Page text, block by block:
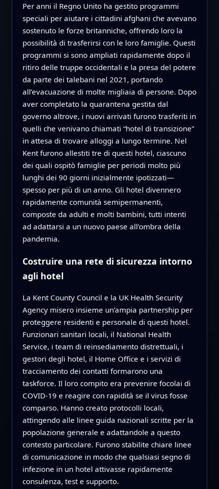
Per anni il Regno Unito ha gestito programmi
speciali per aiutare i cittadini afghani che avevano
sostenuto le forze britanniche, offrendo loro la
possibilità di trasferirsi con le loro famiglie. Questi
programmi si sono ampliati rapidamente dopo il
ritiro delle truppe occidentali e la presa del potere
da parte dei talebani nel 2021, portando
all’evacuazione di molte migliaia di persone. Dopo
aver completato la quarantena gestita dal
governo altrove, i nuovi arrivati furono trasferiti in
quelli che venivano chiamati “hotel di transizione”
in attesa di trovare alloggi a lungo termine. Nel
Kent furono allestiti tre di questi hotel, ciascuno
dei quali ospitò famiglie per periodi molto più
lunghi dei 90 giorni inizialmente ipotizzati—
spesso per più di un anno. Gli hotel divennero
rapidamente comunità semipermanenti,
composte da adulti e molti bambini, tutti intenti
ad adattarsi a un nuovo paese all’ombra della
pandemia.
Costruire una rete di sicurezza intorno
agli hotel
La Kent County Council e la UK Health Security
Agency misero insieme un’ampia partnership per
proteggere residenti e personale di questi hotel.
Funzionari sanitari locali, il National Health
Service, i team di reinsediamento distrettuali, i
gestori degli hotel, il Home Office e i servizi di
tracciamento dei contatti formarono una
taskforce. Il loro compito era prevenire focolai di
COVID‑19 e reagire con rapidità se il virus fosse
comparso. Hanno creato protocolli locali,
attingendo alle linee guida nazionali scritte per la
popolazione generale e adattandole a questo
contesto particolare. Furono stabilite chiare linee
di comunicazione in modo che qualsiasi segno di
infezione in un hotel attivasse rapidamente
consulenza, test e supporto.